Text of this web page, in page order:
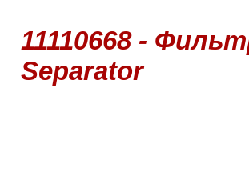
11110668 -
Separator